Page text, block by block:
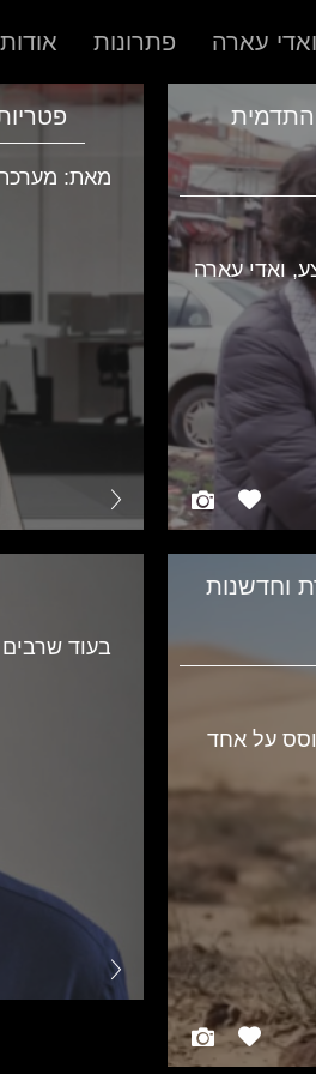
עארה פתרונות אודות
כיצד מעצב "ציר 65" את התדמית
ואדי עארה
וחדשנות
על אחד